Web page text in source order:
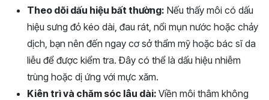
Theo dõi dấu hiệu bất thường: Nếu thấy môi có dấu
hiệu sưng đỏ kéo dài, đau rát, nổi mụn nước hoặc chảy
dịch, bạn nên đến ngay cơ sở thẩm mỹ hoặc bác sĩ da
liễu để được kiểm tra. Đây có thể là dấu hiệu nhiễm
trùng hoặc dị ứng với mực xăm.
Kiên trì và chăm sóc lâu dài: Viền môi thâm không